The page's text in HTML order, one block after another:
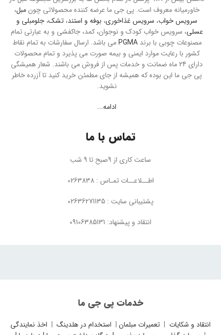
خاورمیانه معروف است. پی جی ما عرضه کننده محصولاتی چونمبل،
سرویس خواب، سرویس غذاخوری، بوفه و استند، تشک، جلومبلی و
عسلی، سرویس خواب کودک و نوجوان، کمد، جاکفشی و به عبارتی تمام
مصنوعات چوبی با برندPGMAمی باشد. ارسال سفارشات به تمام نقاط
کشور با رعایت موارد ایمنی و بیمه صورت می پذیرد و تمام محصولات
دارای 24 ماه ضمانت و خدمات پس از فروش می باشند. شعار همیشگی
پی جی ما این بوده که همیشه از جای مطمئن خرید کنید تا آزرده خاطر
نشوید.
ادامه...
تماس با ما
ساعت کاری از 9صبح تا 9 شب
اطــلاعــات تمـاس : 0263838
پشتیبانی سایت : 02636271135
انتقاد و پیشنهاد: 09106385131
خدمات پی جی ما
انتقاد و شکایات | تعمیرات مبلمان | استخدام در هلدینگ | اخذ نمایندگی